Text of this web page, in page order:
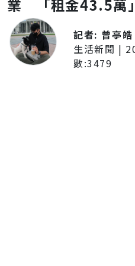
業 「租金43.5萬
記者: 曾亭皓
生活新聞 |
數:3479